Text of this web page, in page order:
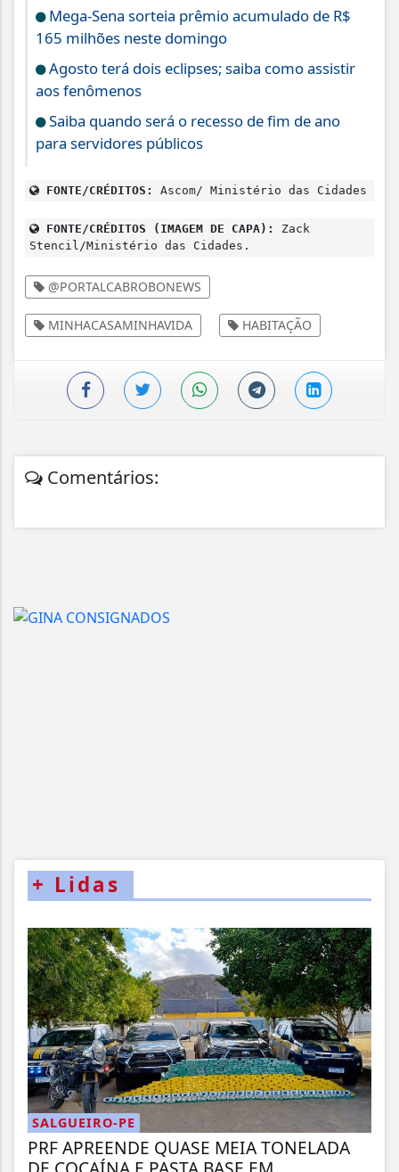
Mega-Sena sorteia prêmio acumulado de R$
165 milhões neste domingo
Agosto terá dois eclipses; saiba como assistir
aos fenômenos
Saiba quando será o recesso de fim de ano
para servidores públicos
FONTE/CRÉDITOS: Ascom/ Ministério das Cidades
FONTE/CRÉDITOS (IMAGEM DE CAPA):
Zack
Stencil/Ministério das Cidades.
@PORTALCABROBONEWS
MINHACASAMINHAVIDA HABITAÇÃO
Comentários:
+ Lidas
SALGUEIRO-PE
PRF APREENDE QUASE MEIA TONELADA